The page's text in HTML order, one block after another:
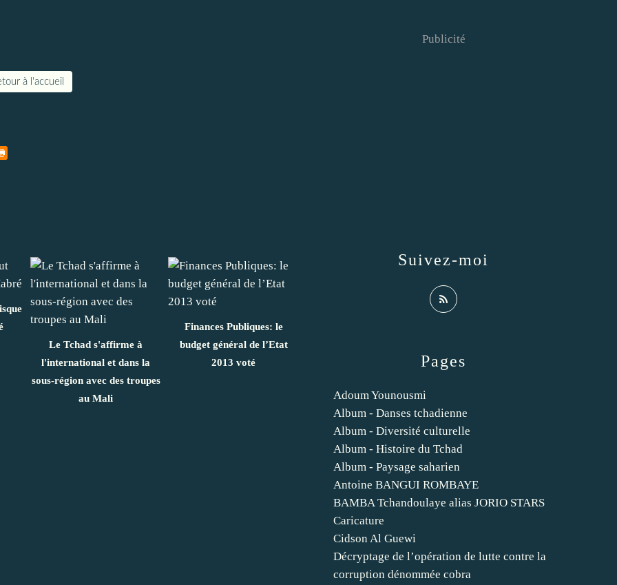
à l'accueil
Le Tchad s'affirme à
l'international et dans la
sous-région avec des troupes
au Mali
Finances Publiques: le
budget général de l’Etat
2013 voté
Pages
Adoum Younousmi
Album - Danses tchadienne
Album - Diversité culturelle
Album - Histoire du Tchad
Album - Paysage saharien
Antoine BANGUI ROMBAYE
BAMBA Tchandoulaye alias JORIO STARS
Caricature
Cidson Al Guewi
Décryptage de l’opération de lutte contre la
corruption dénommée cobra
Suivez-moi
Publicité